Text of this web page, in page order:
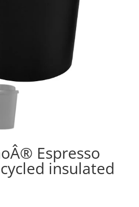
Espresso
insulated